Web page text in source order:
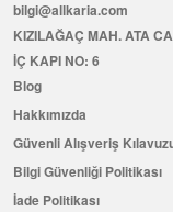
bilgi@allkaria.com
KIZILAĞAÇ MAH. ATA
İÇ KAPI NO: 6
Blog
Hakkımızda
Güvenli Alışveriş
Bilgi Güvenliği Politikası
İade Politikası